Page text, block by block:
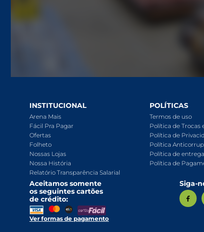
Bebidas Alcoólicas
Hortifruti
Carnes, Aves E Peixes
Frios E Laticínios
Congelados
Higiene E Beleza
INSTITUCIONAL
Arena Mais
Fácil Pra Pagar
Ofertas
Folheto
Nossas Lojas
Nossa História
Relatório Transparência Salarial
POLÍTICAS
Termos de uso
Política de Trocas
Política de
Política
Política de
Política de
Aceitamos somente
os seguintes cartões
de crédito:
Ver formas de pagamento
Siga-